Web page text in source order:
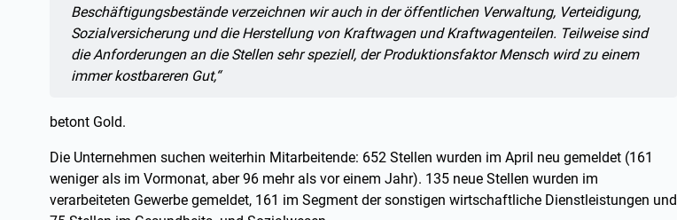
Beschäftigungsbestände verzeichnen wir auch in der öffentlichen Verwaltung, Verteidigung,
Sozialversicherung und die Herstellung von Kraftwagen und Kraftwagenteilen. Teilweise sind
die Anforderungen an die Stellen sehr speziell, der Produktionsfaktor Mensch wird zu einem
immer kostbareren Gut,“
betont Gold.
Die Unternehmen suchen weiterhin Mitarbeitende: 652 Stellen wurden im April neu gemeldet (161
weniger als im Vormonat, aber 96 mehr als vor einem Jahr). 135 neue Stellen wurden im
verarbeiteten Gewerbe gemeldet, 161 im Segment der sonstigen wirtschaftliche Dienstleistungen und